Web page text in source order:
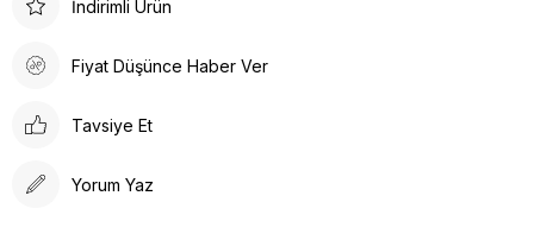
İndirimli Ürün
Fiyat Düşünce Haber Ver
Tavsiye Et
Yorum Yaz